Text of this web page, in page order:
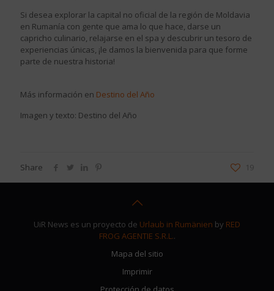
Si desea explorar la capital no oficial de la región de Moldavia
en Rumanía con gente que ama lo que hace, darse un
capricho culinario, relajarse en el spa y descubrir un tesoro de
experiencias únicas, ¡le damos la bienvenida para que forme
parte de nuestra historia!
Más información en Destino del Año
Imagen y texto: Destino del Año
Share 19
UiR News es un proyecto de Urlaub in Rumänien by RED
FROG AGENTIE S.R.L..
Mapa del sitio
Imprimir